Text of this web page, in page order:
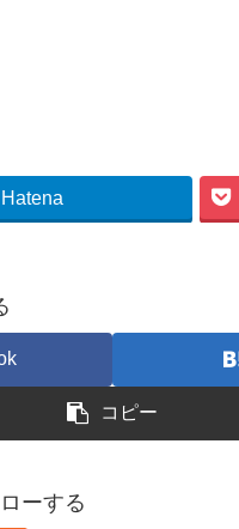
Hatena
コピー
ーする